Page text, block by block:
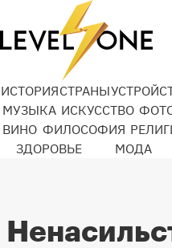
ИСТОРИЯСТРАНЫ
МУЗЫКА ИСКУССТВО
ВИНО ФИЛОСОФИЯ
ЗДОРОВЬЕ
МОДА